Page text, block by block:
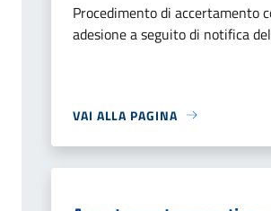
Procedimento di accertamento
adesione a seguito di notifica
VAI ALLA PAGINA